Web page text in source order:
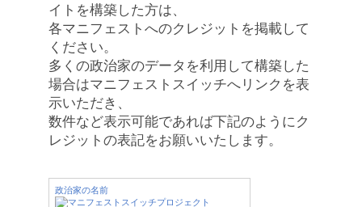
イトを構築した方は、
各マニフェストへのクレジットを掲載して
ください。
多くの政治家のデータを利用して構築した
場合はマニフェストスイッチへリンクを表
示いただき、
数件など表示可能であれば下記のようにク
レジットの表記をお願いいたします。
政治家の名前